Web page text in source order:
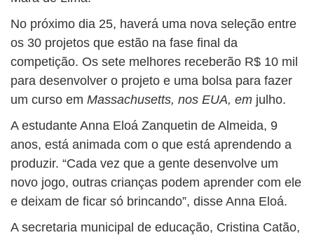
No próximo dia 25, haverá uma nova seleção entre
os 30 projetos que estão na fase final da
competição. Os sete melhores receberão R$ 10 mil
para desenvolver o projeto e uma bolsa para fazer
um curso em Massachusetts, nos EUA, em julho.
A estudante Anna Eloá Zanquetin de Almeida, 9
anos, está animada com o que está aprendendo a
produzir. “Cada vez que a gente desenvolve um
novo jogo, outras crianças podem aprender com ele
e deixam de ficar só brincando”, disse Anna Eloá.
A secretaria municipal de educação, Cristina Catão,